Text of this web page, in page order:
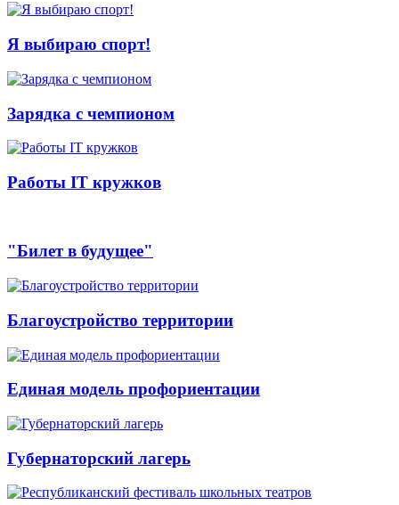
Я выбираю спорт!
Зарядка с чемпионом
Работы IT кружков
"Билет в будущее"
Благоустройство территории
Единая модель профориентации
Губернаторский лагерь